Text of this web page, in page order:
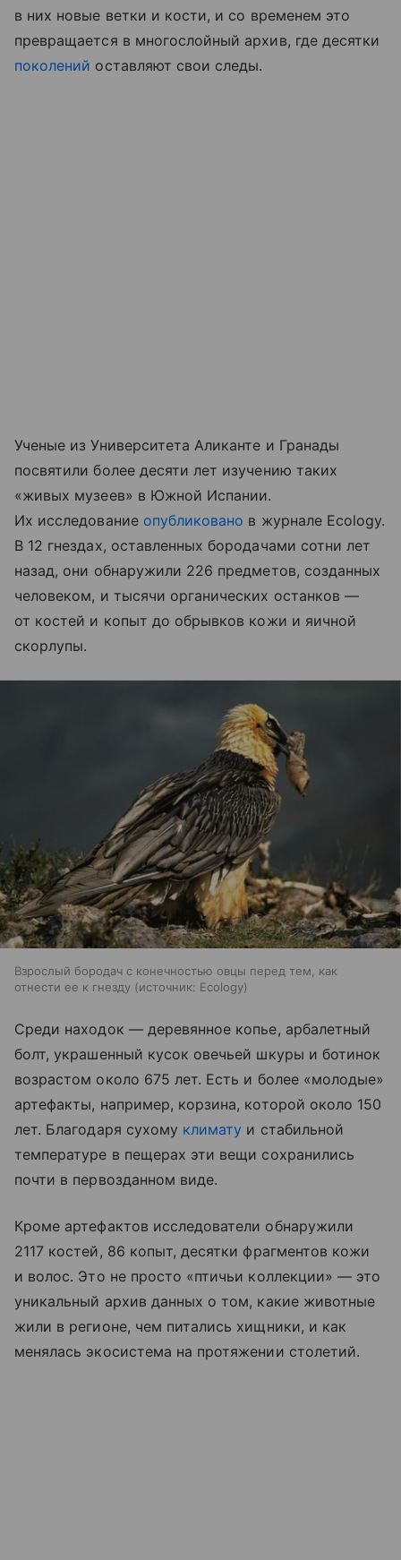
в них новые ветки и кости, и со временем это
превращается в многослойный архив, где десятки
поколений оставляют свои следы.
Ученые из Университета Аликанте и Гранады
посвятили более десяти лет изучению таких
«живых музеев» в Южной Испании.
Их исследование опубликовано в журнале Ecology.
В 12 гнездах, оставленных бородачами сотни лет
назад, они обнаружили 226 предметов, созданных
человеком, и тысячи органических останков —
от костей и копыт до обрывков кожи и яичной
скорлупы.
Взрослый бородач с конечностью овцы перед тем, как
отнести ее к гнезду
источник: Ecology
Среди находок — деревянное копье, арбалетный
болт, украшенный кусок овечьей шкуры и ботинок
возрастом около 675 лет. Есть и более «молодые»
артефакты, например, корзина, которой около 150
лет. Благодаря сухому климату и стабильной
температуре в пещерах эти вещи сохранились
почти в первозданном виде.
Кроме артефактов исследователи обнаружили
2117 костей, 86 копыт, десятки фрагментов кожи
и волос. Это не просто «птичьи коллекции» — это
уникальный архив данных о том, какие животные
жили в регионе, чем питались хищники, и как
менялась экосистема на протяжении столетий.